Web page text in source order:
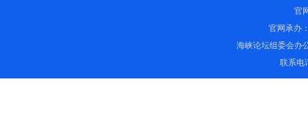
官
官网承办
海峡论坛组委会
联系电